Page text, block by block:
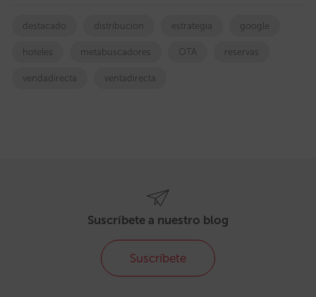
destacado distribucion estrategia google
hoteles metabuscadores OTA reservas
vendadirecta ventadirecta
Suscríbete a nuestro blog
Suscríbete